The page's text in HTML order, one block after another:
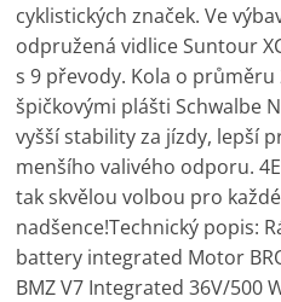
cyklistických značek. Ve
odpružená vidlice Suntour
s 9 převody. Kola o průměru
špičkovými plášti Schwalbe
vyšší stability za jízdy, lepší
menšího valivého odporu.
tak skvělou volbou pro
nadšence!Technický popis:
battery integrated Motor
BMZ V7 Integrated 36V/500